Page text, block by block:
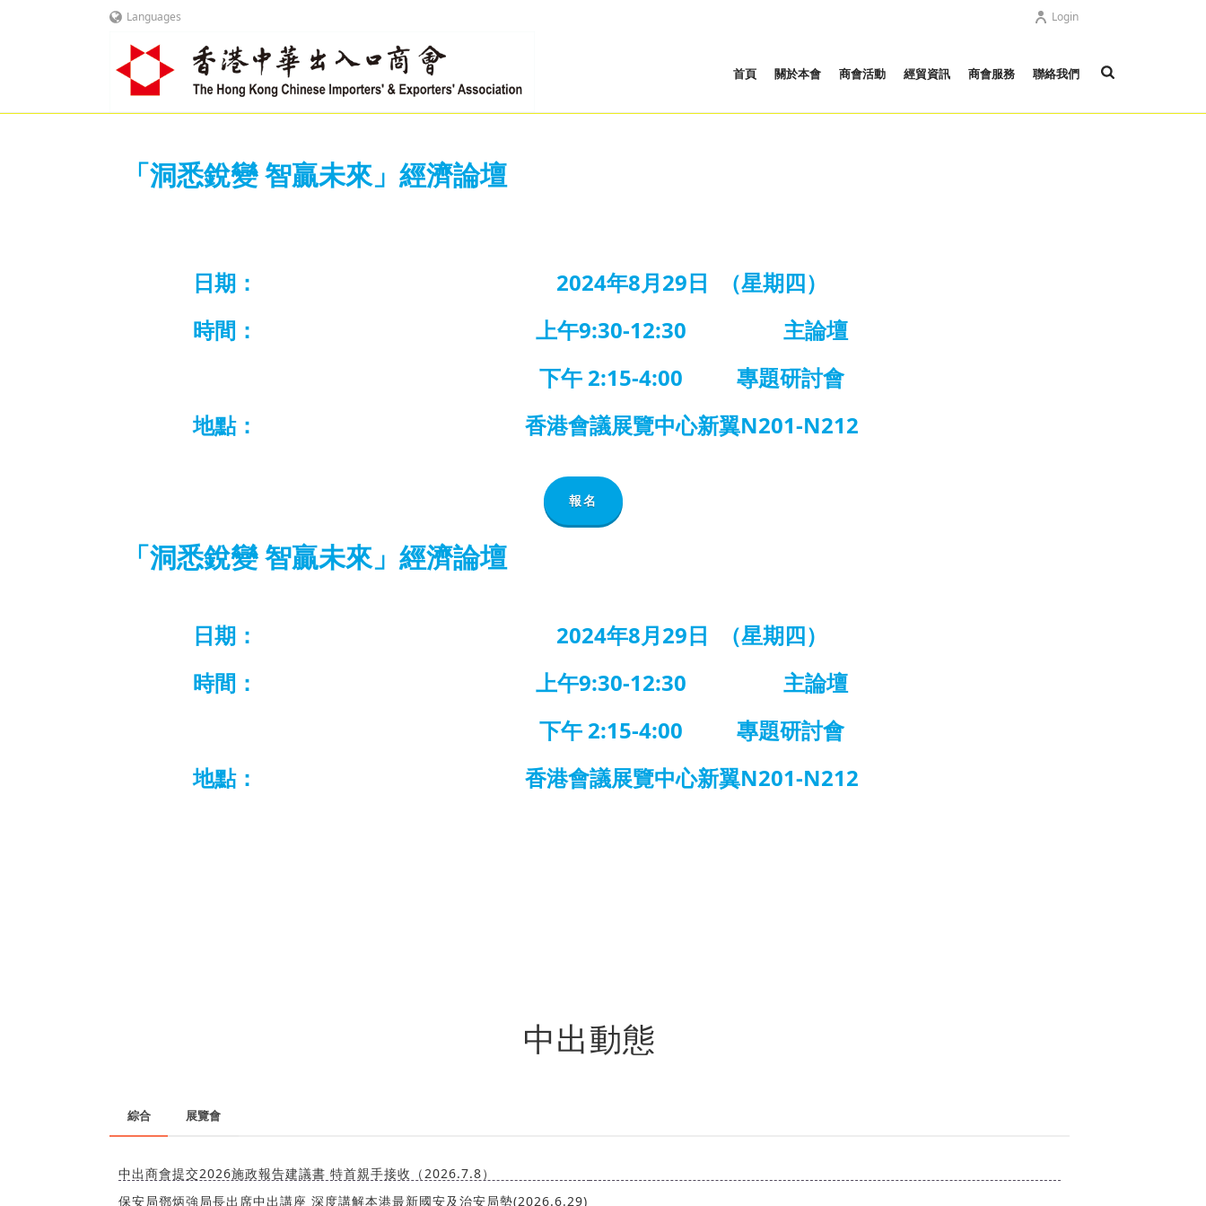
Languages Login
首頁 關於本會 商會活動 經貿資訊 商會服務 聯絡我們
「洞悉銳變 智贏未來」經濟論壇
日期：
2024年8月29日 （星期四）
時間：
上午9:30-12:30 主論壇
下午 2:15-4:00 專題研討會
地點：
香港會議展覽中心新翼N201-N212
報名
「洞悉銳變 智贏未來」經濟論壇
日期：
2024年8月29日 （星期四）
時間：
上午9:30-12:30 主論壇
下午 2:15-4:00 專題研討會
地點：
香港會議展覽中心新翼N201-N212
中出動態
綜合 展覽會
中出商會提交2026施政報告建議書 特首親手接收（2026.7.8）
保安局鄧炳強局長出席中出講座 深度講解本港最新國安及治安局勢(2026.6.29)